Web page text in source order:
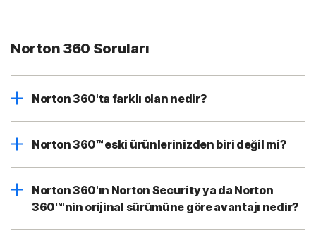
Norton 360 Soruları
Norton 360'ta farklı olan nedir?
Norton 360™ eski ürünlerinizden biri değil mi?
Norton 360'ın Norton Security ya da Norton
360™'nin orijinal sürümüne göre avantajı nedir?